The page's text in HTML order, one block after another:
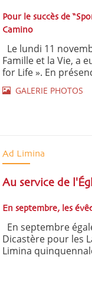
Pour le succès de
Camino
Le lundi 11
Famille et la Vie, a
for Life ». En
GALERIE PHOTOS
Ad Limina
Au service de
En septembre, les
En septembre
Dicastère pour les
Limina